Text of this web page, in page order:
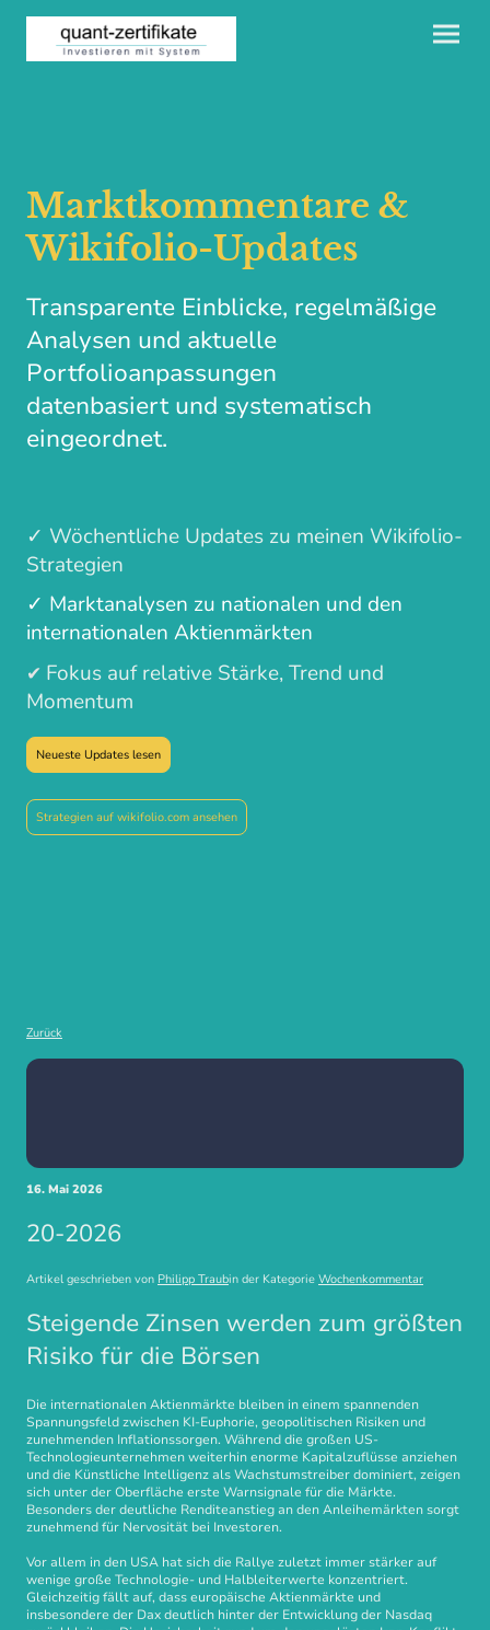
Marktkommentare &
Wikifolio-Updates
Transparente Einblicke, regelmäßige
Analysen und aktuelle
Portfolioanpassungen
datenbasiert und systematisch
eingeordnet.
✓ Wöchentliche Updates zu meinen Wikifolio-
Strategien
✓ Marktanalysen zu nationalen und den
internationalen Aktienmärkten
✔ Fokus auf relative Stärke, Trend und
Momentum
Neueste Updates lesen
Strategien auf wikifolio.com ansehen
Zurück
16. Mai 2026
20-2026
Artikel geschrieben von Philipp Traubin der Kategorie Wochenkommentar
Steigende Zinsen werden zum größten
Risiko für die Börsen
Die internationalen Aktienmärkte bleiben in einem spannenden
Spannungsfeld zwischen KI-Euphorie, geopolitischen Risiken und
zunehmenden Inflationssorgen. Während die großen US-
Technologieunternehmen weiterhin enorme Kapitalzuflüsse anziehen
und die Künstliche Intelligenz als Wachstumstreiber dominiert, zeigen
sich unter der Oberfläche erste Warnsignale für die Märkte.
Besonders der deutliche Renditeanstieg an den Anleihemärkten sorgt
zunehmend für Nervosität bei Investoren.
Vor allem in den USA hat sich die Rallye zuletzt immer stärker auf
wenige große Technologie- und Halbleiterwerte konzentriert.
Gleichzeitig fällt auf, dass europäische Aktienmärkte und
insbesondere der Dax deutlich hinter der Entwicklung der Nasdaq